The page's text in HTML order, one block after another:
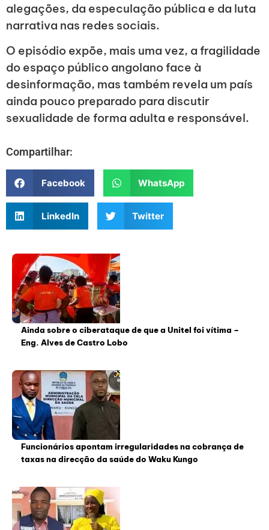
alegações, da especulação pública e da luta
narrativa nas redes sociais.
O episódio expõe, mais uma vez, a fragilidade
do espaço público angolano face à
desinformação, mas também revela um país
ainda pouco preparado para discutir
sexualidade de forma adulta e responsável.
Compartilhar:
Facebook WhatsApp
LinkedIn Twitter
Ainda sobre o ciberataque de que a Unitel foi vítima –
Eng. Alves de Castro Lobo
Funcionários apontam irregularidades na cobrança de
taxas na direcção da saúde do Waku Kungo